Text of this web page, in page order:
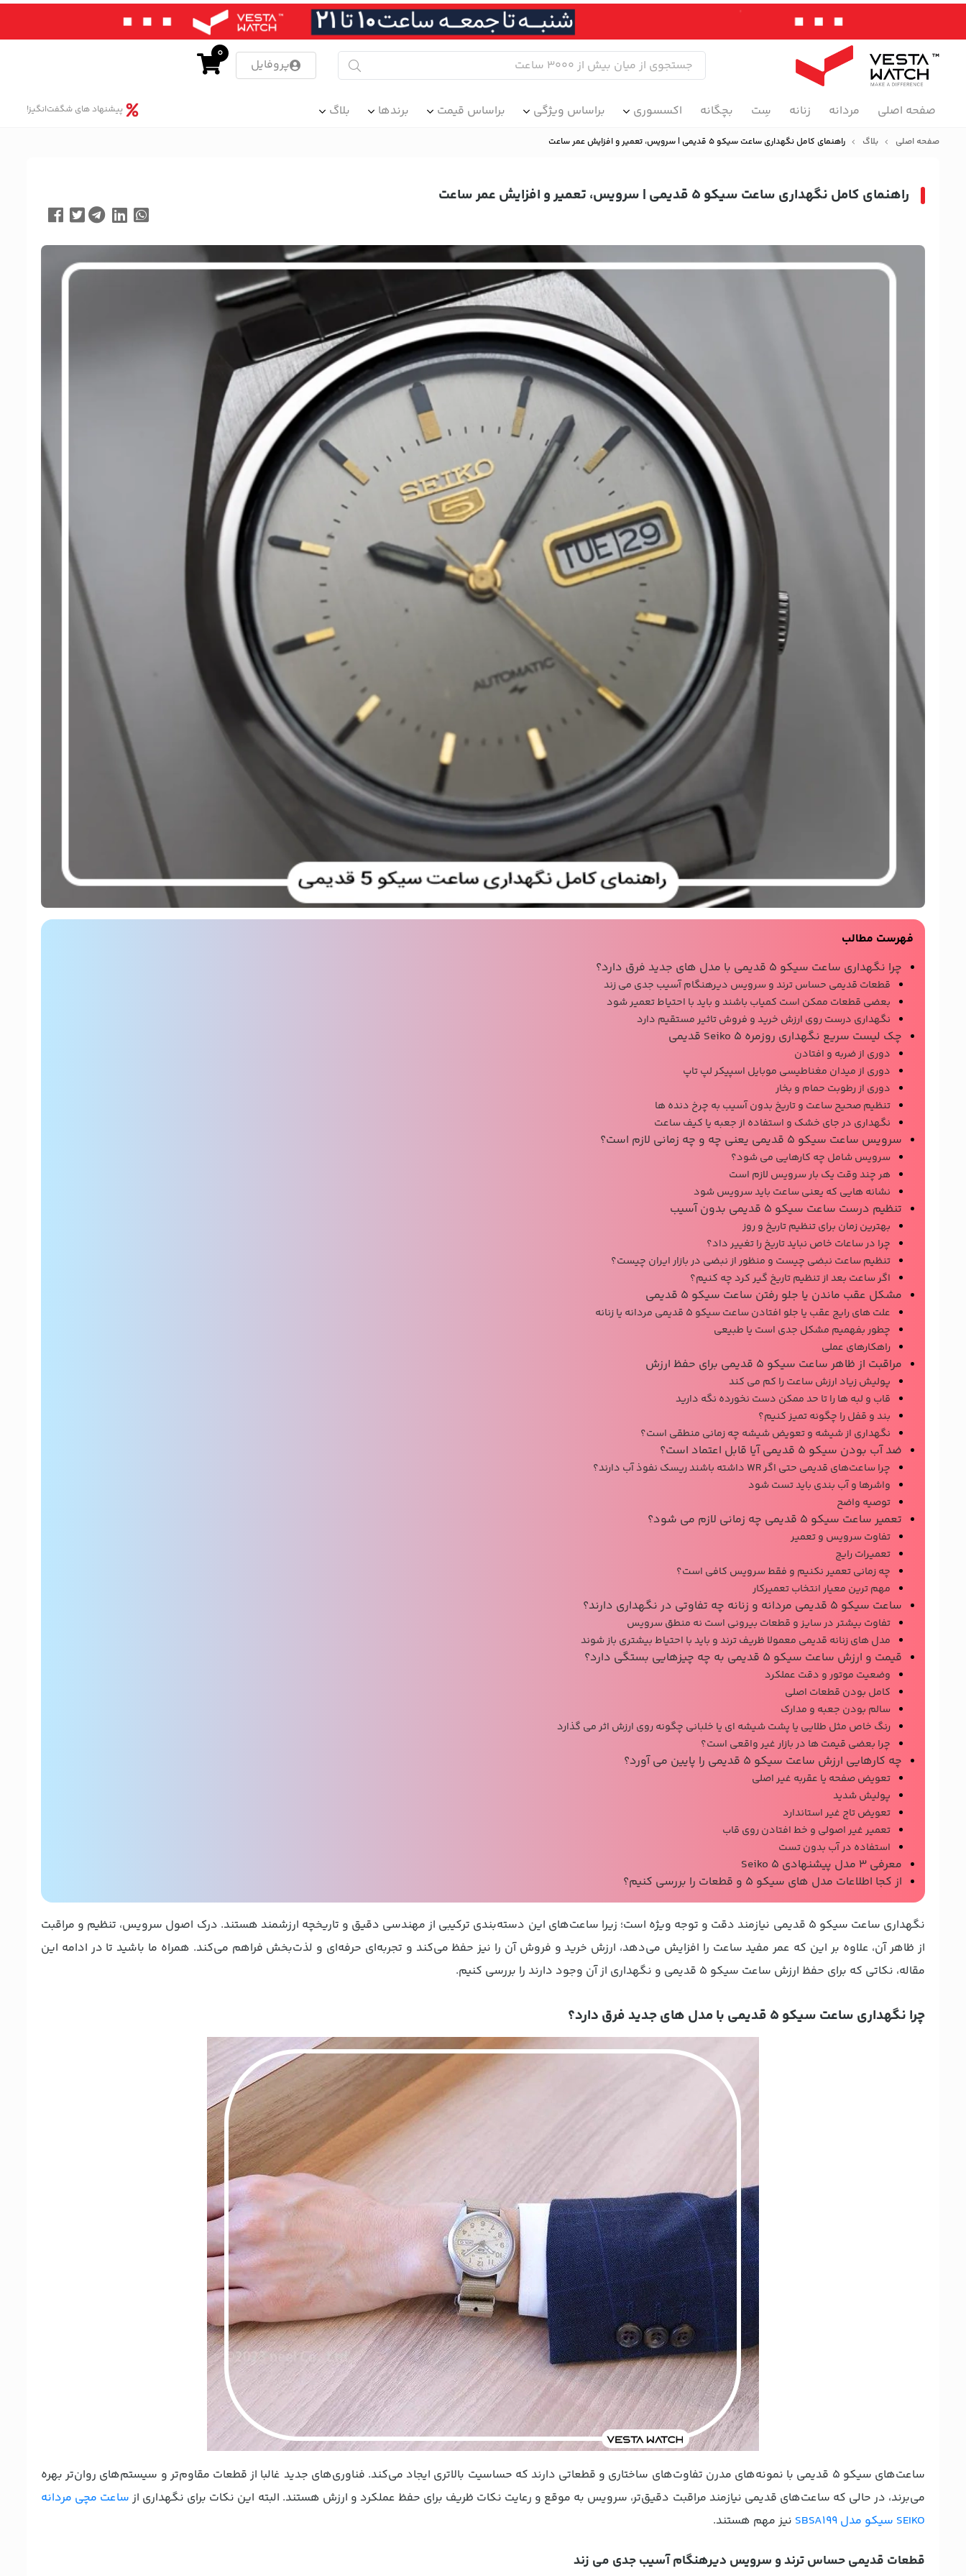
پروفایل
0
صفحه اصلی مردانه زنانه سِت بچگانه اکسسوری براساس ویژگی براساس قیمت برندها بلاگ پیشنهاد های شگفت‌انگیز!
صفحه اصلی بلاگ راهنمای کامل نگهداری ساعت سیکو 5 قدیمی | سرویس، تعمیر و افزایش عمر ساعت
راهنمای کامل نگهداری ساعت سیکو 5 قدیمی | سرویس، تعمیر و افزایش عمر ساعت
فهرست مطالب
چرا نگهداری ساعت سیکو ۵ قدیمی با مدل های جدید فرق دارد؟
قطعات قدیمی حساس ترند و سرویس دیرهنگام آسیب جدی می زند
بعضی قطعات ممکن است کمیاب باشند و باید با احتیاط تعمیر شود
نگهداری درست روی ارزش خرید و فروش تاثیر مستقیم دارد
چک لیست سریع نگهداری روزمره Seiko 5 قدیمی
دوری از ضربه و افتادن
دوری از میدان مغناطیسی موبایل اسپیکر لپ تاپ
دوری از رطوبت حمام و بخار
تنظیم صحیح ساعت و تاریخ بدون آسیب به چرخ دنده ها
نگهداری در جای خشک و استفاده از جعبه یا کیف ساعت
سرویس ساعت سیکو ۵ قدیمی یعنی چه و چه زمانی لازم است؟
سرویس شامل چه کارهایی می شود؟
هر چند وقت یک بار سرویس لازم است
نشانه هایی که یعنی ساعت باید سرویس شود
تنظیم درست ساعت سیکو ۵ قدیمی بدون آسیب
بهترین زمان برای تنظیم تاریخ و روز
چرا در ساعات خاص نباید تاریخ را تغییر داد؟
تنظیم ساعت نبضی چیست و منظور از نبضی در بازار ایران چیست؟
اگر ساعت بعد از تنظیم تاریخ گیر کرد چه کنیم؟
مشکل عقب ماندن یا جلو رفتن ساعت سیکو ۵ قدیمی
علت های رایج عقب یا جلو افتادن ساعت سیکو 5 قدیمی مردانه یا زنانه
چطور بفهمیم مشکل جدی است یا طبیعی
راهکارهای عملی
مراقبت از ظاهر ساعت سیکو ۵ قدیمی برای حفظ ارزش
پولیش زیاد ارزش ساعت را کم می کند
قاب و لبه ها را تا حد ممکن دست نخورده نگه دارید
بند و قفل را چگونه تمیز کنیم؟
نگهداری از شیشه و تعویض شیشه چه زمانی منطقی است؟
ضد آب بودن سیکو ۵ قدیمی آیا قابل اعتماد است؟
چرا ساعت‌های قدیمی حتی اگر WR داشته باشند ریسک نفوذ آب دارند؟
واشرها و آب بندی باید تست شود
توصیه واضح
تعمیر ساعت سیکو ۵ قدیمی چه زمانی لازم می شود؟
تفاوت سرویس و تعمیر
تعمیرات رایج
چه زمانی تعمیر نکنیم و فقط سرویس کافی است؟
مهم ترین معیار انتخاب تعمیرکار
ساعت سیکو ۵ قدیمی مردانه و زنانه چه تفاوتی در نگهداری دارند؟
تفاوت بیشتر در سایز و قطعات بیرونی است نه منطق سرویس
مدل های زنانه قدیمی معمولا ظریف ترند و باید با احتیاط بیشتری باز شوند
قیمت و ارزش ساعت سیکو ۵ قدیمی به چه چیزهایی بستگی دارد؟
وضعیت موتور و دقت عملکرد
کامل بودن قطعات اصلی
سالم بودن جعبه و مدارک
رنگ خاص مثل طلایی یا پشت شیشه ای یا خلبانی چگونه روی ارزش اثر می گذارد
چرا بعضی قیمت ها در بازار غیر واقعی است؟
چه کارهایی ارزش ساعت سیکو ۵ قدیمی را پایین می آورد؟
تعویض صفحه یا عقربه غیر اصلی
پولیش شدید
تعویض تاج غیر استاندارد
تعمیر غیر اصولی و خط افتادن روی قاب
استفاده در آب بدون تست
معرفی 3 مدل پیشنهادی Seiko 5
از کجا اطلاعات مدل های سیکو ۵ و قطعات را بررسی کنیم؟
نگهداری ساعت سیکو ۵ قدیمی نیازمند دقت و توجه ویژه است؛ زیرا ساعت‌های این دسته‌بندی ترکیبی از مهندسی دقیق و تاریخچه ارزشمند هستند. درک اصول سرویس، تنظیم و مراقبت
از ظاهر آن، علاوه بر این که عمر مفید ساعت را افزایش می‌دهد، ارزش خرید و فروش آن را نیز حفظ می‌کند و تجربه‌ای حرفه‌ای و لذت‌بخش فراهم می‌کند. همراه ما باشید تا در ادامه این
مقاله، نکاتی که برای حفظ ارزش ساعت سیکو 5 قدیمی و نگهداری از آن وجود دارند را بررسی کنیم.
چرا نگهداری ساعت سیکو ۵ قدیمی با مدل های جدید فرق دارد؟
ساعت‌های سیکو ۵ قدیمی با نمونه‌های مدرن تفاوت‌های ساختاری و قطعاتی دارند که حساسیت بالاتری ایجاد می‌کند. فناوری‌های جدید غالبا از قطعات مقاوم‌تر و سیستم‌های روان‌تر بهره
می‌برند، در حالی که ساعت‌های قدیمی نیازمند مراقبت دقیق‌تر، سرویس به موقع و رعایت نکات ظریف برای حفظ عملکرد و ارزش هستند. البته این نکات برای نگهداری از ساعت مچی مردانه
SEIKO سیکو مدل SBSA199
نیز مهم هستند.
قطعات قدیمی حساس ترند و سرویس دیرهنگام آسیب جدی می زند